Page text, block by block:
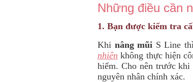
Những điều cần
1. Bạn được kiểm tra
Khi nâng mũi S Line
nhiên không thực hiện
hiểm. Cho nên trước khi
nguyên nhân chính xác.